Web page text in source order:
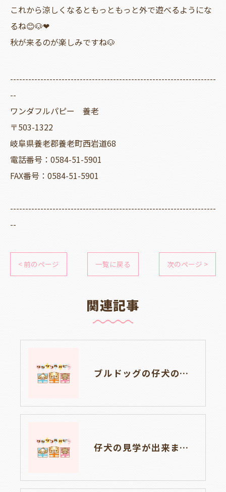
これから涼しくなるともっともっと外で遊べるようにな
るね😊🐶❤
秋が来るのが楽しみですね🐶
--------------------------------------------------------------------
--
ワンダフルパピー 養老
〒503-1322
岐阜県養老郡養老町西岩道68
電話番号：0584-51-5901
FAX番号：0584-51-5901
--------------------------------------------------------------------
--
< 前のページ 一覧に戻る 次のページ >
関連記事
ブルドッグの仔犬のお目目があきました👀💑🐶岐阜県養老町のブリーダーワンダフルパピーです。
仔犬の見学が出来ます🐶岐阜県養老町のブリーダーワンダフルパピーです。